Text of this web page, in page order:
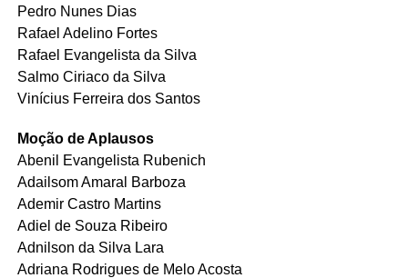
Pedro Nunes Dias
Rafael Adelino Fortes
Rafael Evangelista da Silva
Salmo Ciriaco da Silva
Vinícius Ferreira dos Santos
Moção de Aplausos
Abenil Evangelista Rubenich
Adailsom Amaral Barboza
Ademir Castro Martins
Adiel de Souza Ribeiro
Adnilson da Silva Lara
Adriana Rodrigues de Melo Acosta